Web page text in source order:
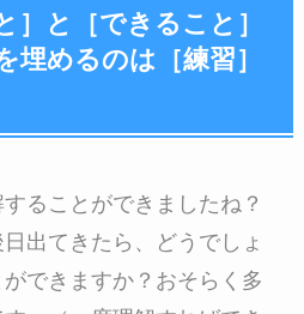
と［できること］
埋めるのは［練習］
ることができましたね？
出てきたら、どうでしょ
できますか？おそらく多